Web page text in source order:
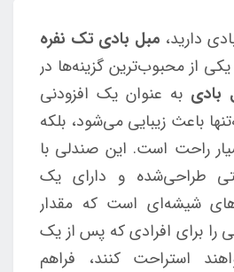
دارید، مبل بادی تک نفره
یکی از محبوب‌ترین گزینه‌ها در
بادی به عنوان یک افزودنی
باعث زیبایی می‌شود، بلکه
راحت است. این صندلی با
طراحی‌شده و دارای یک
شیشه‌ای است که مقدار
را برای افرادی که پس از یک
استراحت کنند، فراهم